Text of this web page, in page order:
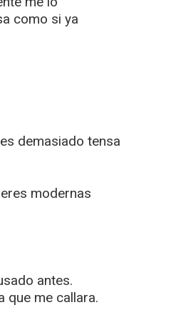
como si ya
demasiado tensa
modernas
antes.
que me callara.